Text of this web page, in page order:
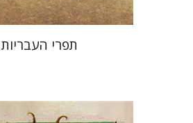
תפרי העבריות